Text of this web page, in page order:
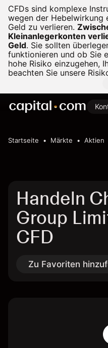
CFDs sind komplexe
wegen der Hebelwirkung
Geld zu verlieren.
Kleinanlegerkonten
Geld. Sie sollten
funktionieren und ob Sie
hohe Risiko einzugehen,
beachten Sie unsere
Startseite Märkte Aktien
Handeln
Group
CFD
Zu Favoriten